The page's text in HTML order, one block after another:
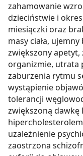
zahamowanie
dzieciństwie i
miesiączki oraz
masy ciała,
zwiększony
organizmie, utrata
zaburzenia rytmu
wystąpienie
tolerancji
zwiększoną
uzależnienie
zaostrzona